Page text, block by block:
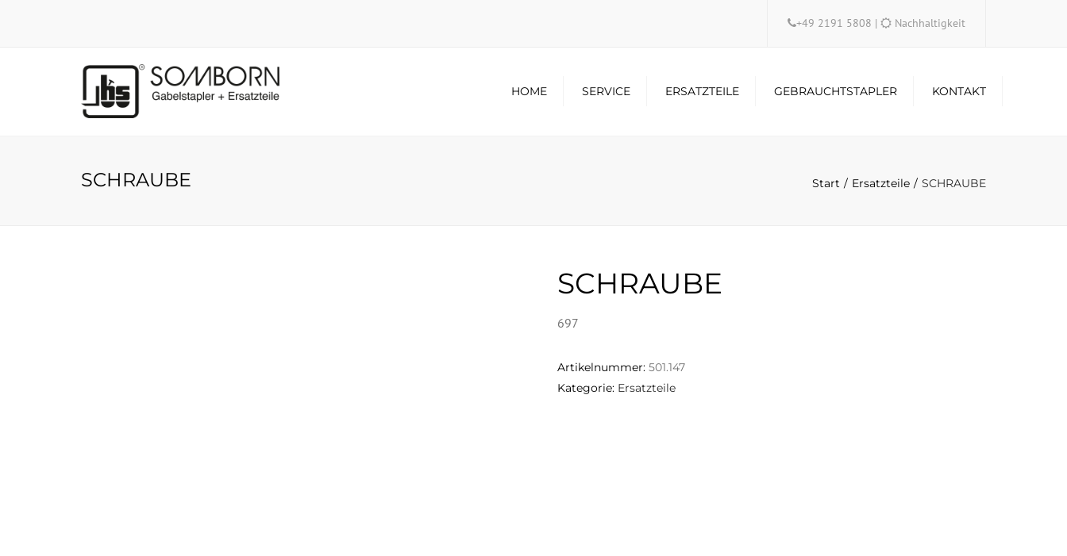
+49 2191 5808 | Nachhaltigkeit
HOME SERVICE ERSATZTEILE GEBRAUCHTSTAPLER KONTAKT
SCHRAUBE Start Ersatzteile SCHRAUBE
SCHRAUBE
697
Artikelnummer: 501.147
Kategorie: Ersatzteile